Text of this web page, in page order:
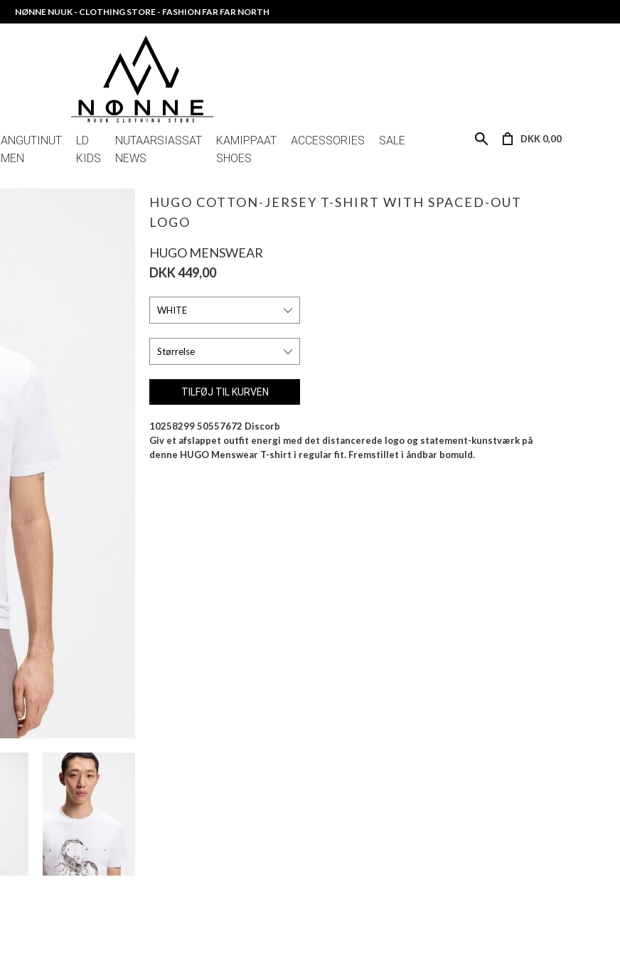
NØNNE NUUK - CLOTHING STORE - FASHION FAR FAR NORTH
ANGUTINUT
MEN
LD
KIDS
NUTAARSIASSAT
NEWS
KAMIPPAAT
SHOES
ACCESSORIES SALE DKK 0,00
HUGO COTTON-JERSEY T-SHIRT WITH SPACED-OUT
LOGO
HUGO MENSWEAR
DKK 449,00
10258299 50557672 Discorb
Giv et afslappet outfit energi med det distancerede logo og statement-kunstværk på
denne HUGO Menswear T-shirt i regular fit. Fremstillet i åndbar bomuld.